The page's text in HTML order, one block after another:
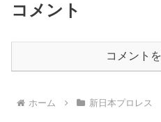
コメント
コメント
ホーム 新日本プロレス